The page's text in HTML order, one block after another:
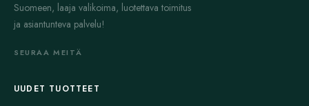
Suomeen, laaja valikoima, luotettava toimitus
ja asiantunteva palvelu!
SEURAA MEITÄ
UUDET TUOTTEET